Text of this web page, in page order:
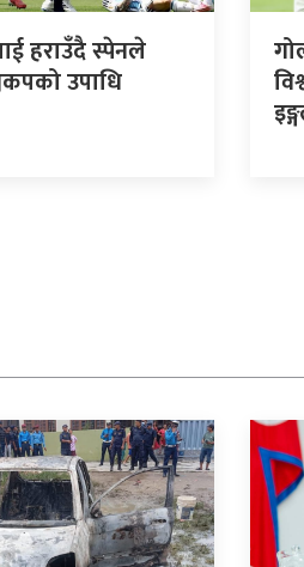
हराउँदै स्पेनले
उपाधि